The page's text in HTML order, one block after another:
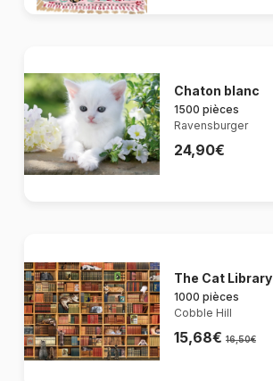
Chaton blanc
1500 pièces
Ravensburger
24,90€
The Cat Library
1000 pièces
Cobble Hill
15,68€ 16,50€